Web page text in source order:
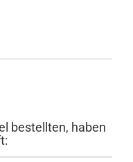
bestellten, haben